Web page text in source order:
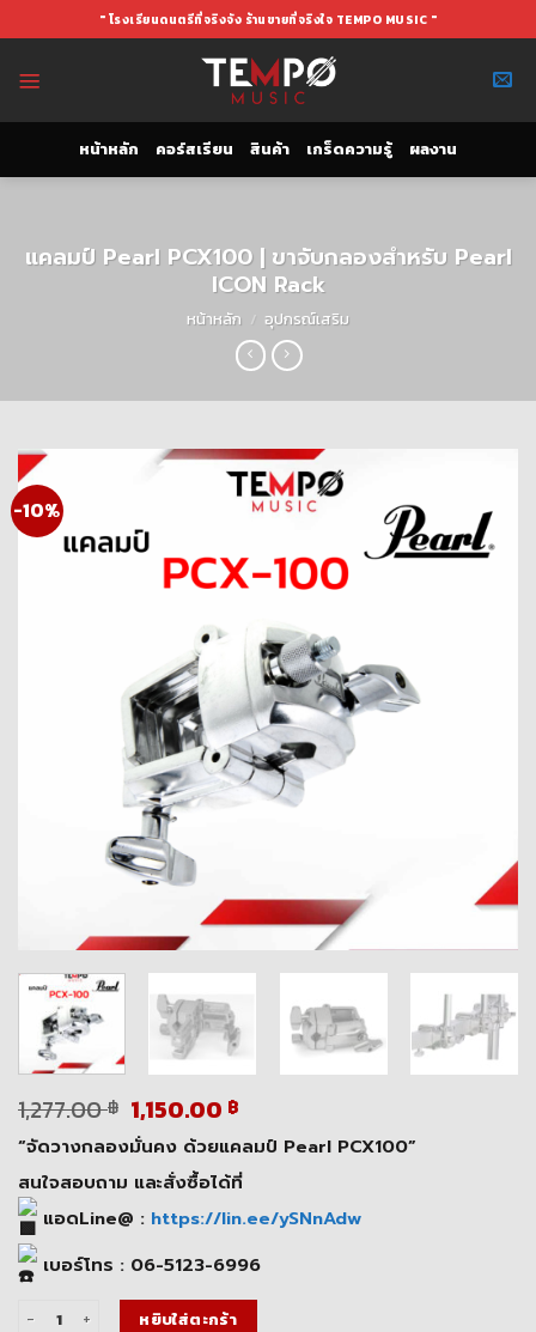
to
" โรงเรียนดนตรีที่จริงจัง ร้านขายที่จริงใจ TEMPO MUSIC "
หน้าหลัก คอร์สเรียน สินค้า เกร็ดความรู้ ผลงาน
แคลมป์ Pearl PCX100 | ขาจับกลองสำหรับ Pearl
ICON Rack
หน้าหลัก / อุปกรณ์เสริม
-10%
1,277.00฿ Original
price
was:
1,277.00 ฿.
1,150.00 ฿Current
price
is:
1,150.00 ฿.
“จัดวางกลองมั่นคง ด้วยแคลมป์ Pearl PCX100”
สนใจสอบถาม และสั่งซื้อได้ที่
แอดLine@ : https://lin.ee/ySNnAdw
เบอร์โทร : 06-5123-6996
จำนวน แคลมป์ Pearl PCX100 | ขาจับกลองสำหรับ Pearl ICON Rack ชิ้น
หยิบใส่ตะกร้า